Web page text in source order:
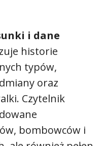
i dane
historie
typów,
oraz
Czytelnik
bombowców i